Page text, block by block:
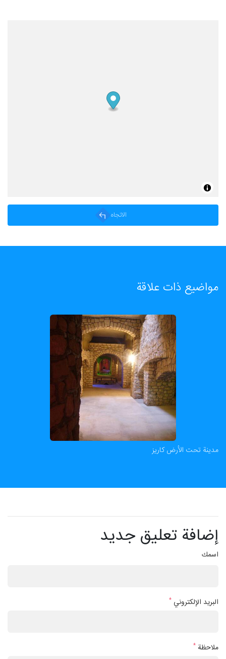
الاتجاه
مواضيع ذات علاقة
مدينة تحت الأرض كاريز
إضافة تعليق جديد
اسمك
البريد الإلكتروني *
ملاحظة *